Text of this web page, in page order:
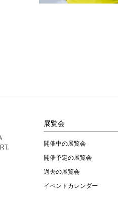
展覧会
開催中の展覧会
開催予定の展覧会
過去の展覧会
イベントカレンダー